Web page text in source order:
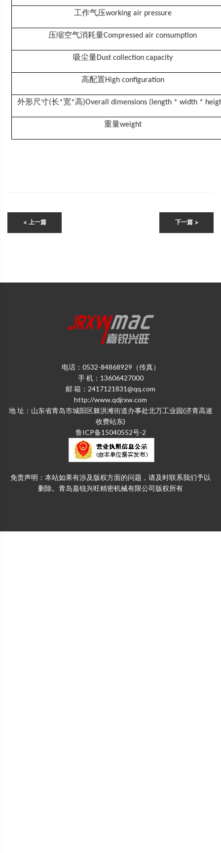
工作气压working air pressure
压缩空气消耗量Compressed air consumption
吸尘量Dust collection capacity
高配置High configuration
外形尺寸(长*宽*高)Overall dimensions (length * width *
重量weight
< 上一篇 下一篇 >
电话：0532-84868929（传真）
手 机：13606427000
邮 箱：2417121831@qq.com
http://www.qdjrxw.com
地 址：山东省青岛市城阳区棘洪滩街道办事处北万工业园(济青高速
收费站东)
鲁ICP备15040552号-2
免责声明：本站如果有涉及版权方面的问题，请及时联系我们予以
删除。青岛嘉锐兴旺精密机械有限公司版权所有